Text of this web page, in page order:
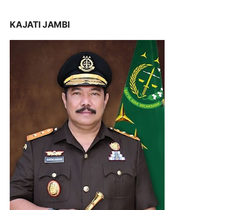
KAJATI JAMBI